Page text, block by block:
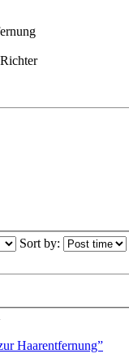
Sort by:
Haarentfernung”